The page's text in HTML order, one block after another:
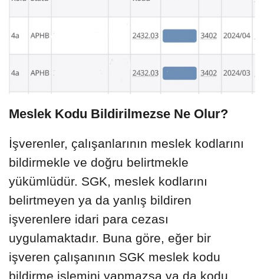
Meslek Kodu Bildirilmezse Ne Olur?
İşverenler, çalışanlarının meslek kodlarını
bildirmekle ve doğru belirtmekle
yükümlüdür. SGK, meslek kodlarını
belirtmeyen ya da yanlış bildiren
işverenlere idari para cezası
uygulamaktadır. Buna göre, eğer bir
işveren çalışanının SGK meslek kodu
bildirme işlemini yapmazsa ya da kodu